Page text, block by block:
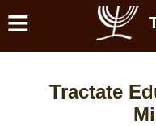
≡
Tractate